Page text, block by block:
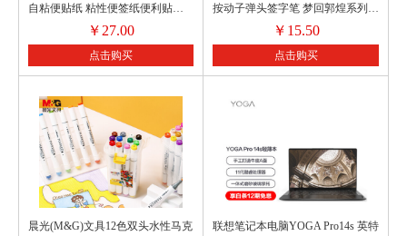
自粘便贴纸 粘性便签纸便利贴计
划本留言贴 80页/本 10本装YS-312
￥ 27.00
点击购买
按动子弹头签字笔 梦回郭煌系列学
生水笔 6支/盒AGPJ7101A
￥ 15.50
点击购买
晨光(M&G)文具12色双头水性马克
联想笔记本电脑YOGA Pro14s 英特